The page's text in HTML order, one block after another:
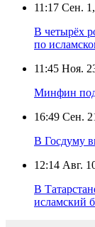
11:17 Сен.
В четырёх
по
11:45 Ноя.
Минфин
16:49 Сен.
В Госдуму
12:14 Авг.
В
исламский